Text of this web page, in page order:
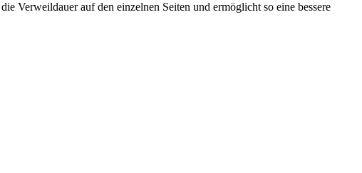
Verweildauer auf den einzelnen Seiten und ermöglicht so eine bessere